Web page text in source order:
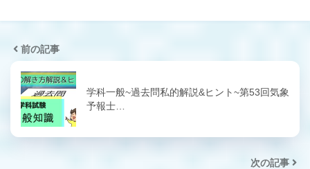
前の記事
学科一般~過去問私的解説&ヒント~第53回気象
予報士…
次の記事